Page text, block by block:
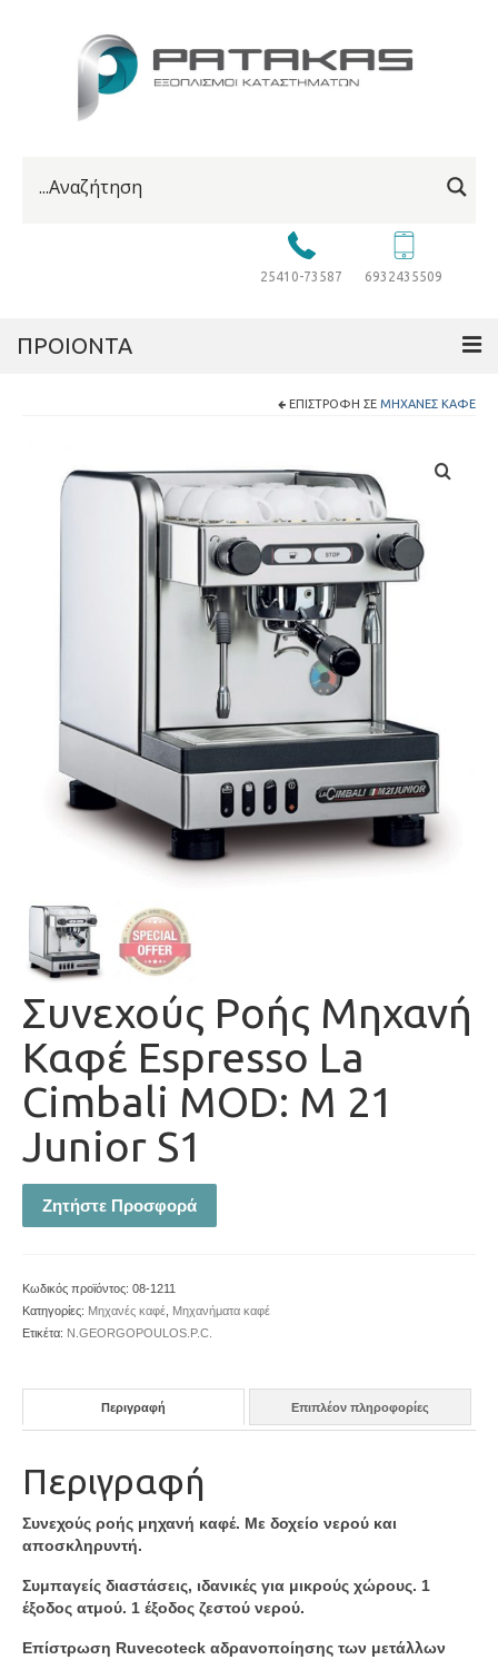
25410-73587 6932435509
ΠΡΟΙΟΝΤΑ
ΕΠΙΣΤΡΟΦΉ ΣΕ ΜΗΧΑΝΈΣ ΚΑΦΈ
Συνεχούς Ροής Μηχανή
Καφέ Espresso La
Cimbali MOD: M 21
Junior S1
Ζητήστε Προσφορά
Κωδικός προϊόντος: 08-1211
Κατηγορίες: Μηχανές καφέ Μηχανήματα καφέ
Ετικέτα: N.GEORGOPOULOS.P.C.
Περιγραφή Επιπλέον πληροφορίες
Περιγραφή
Συνεχούς ροής μηχανή καφέ. Με δοχείο νερού και
αποσκληρυντή.
Συμπαγείς διαστάσεις, ιδανικές για μικρούς χώρους. 1
έξοδος ατμού. 1 έξοδος ζεστού νερού.
Επίστρωση Ruvecoteck αδρανοποίησης των μετάλλων